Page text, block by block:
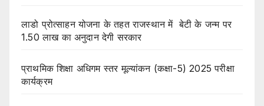
लाडो प्रोत्साहन योजना के तहत राजस्थान में बेटी के जन्म पर
1.50 लाख का अनुदान देगी सरकार
प्राथमिक शिक्षा अधिगम स्तर मूल्यांकन (कक्षा-5) 2025 परीक्षा
कार्यक्रम